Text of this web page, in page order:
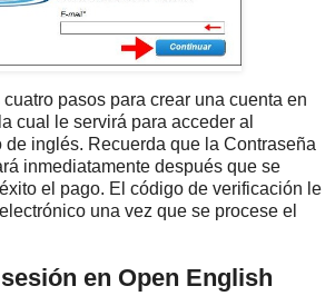
pasos para crear una cuenta en
cual le servirá para acceder al
inglés. Recuerda que la Contraseña
inmediatamente después que se
el pago. El código de verificación le
una vez que se procese el
en Open English